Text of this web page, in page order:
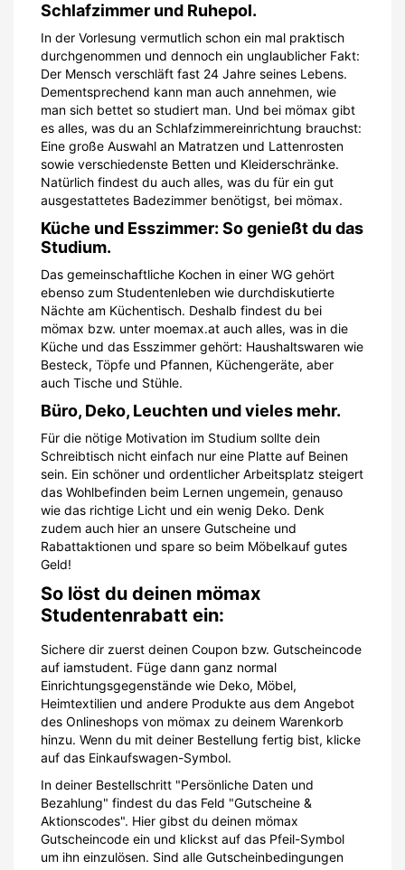
Schlafzimmer und Ruhepol.
In der Vorlesung vermutlich schon ein mal praktisch
durchgenommen und dennoch ein unglaublicher Fakt:
Der Mensch verschläft fast 24 Jahre seines Lebens.
Dementsprechend kann man auch annehmen, wie
man sich bettet so studiert man. Und bei mömax gibt
es alles, was du an Schlafzimmereinrichtung brauchst:
Eine große Auswahl an Matratzen und Lattenrosten
sowie verschiedenste Betten und Kleiderschränke.
Natürlich findest du auch alles, was du für ein gut
ausgestattetes Badezimmer benötigst, bei mömax.
Küche und Esszimmer: So genießt du das
Studium.
Das gemeinschaftliche Kochen in einer WG gehört
ebenso zum Studentenleben wie durchdiskutierte
Nächte am Küchentisch. Deshalb findest du bei
mömax bzw. unter moemax.at auch alles, was in die
Küche und das Esszimmer gehört: Haushaltswaren wie
Besteck, Töpfe und Pfannen, Küchengeräte, aber
auch Tische und Stühle.
Büro, Deko, Leuchten und vieles mehr.
Für die nötige Motivation im Studium sollte dein
Schreibtisch nicht einfach nur eine Platte auf Beinen
sein. Ein schöner und ordentlicher Arbeitsplatz steigert
das Wohlbefinden beim Lernen ungemein, genauso
wie das richtige Licht und ein wenig Deko. Denk
zudem auch hier an unsere Gutscheine und
Rabattaktionen und spare so beim Möbelkauf gutes
Geld!
So löst du deinen mömax
Studentenrabatt ein:
Sichere dir zuerst deinen Coupon bzw. Gutscheincode
auf iamstudent. Füge dann ganz normal
Einrichtungsgegenstände wie Deko, Möbel,
Heimtextilien und andere Produkte aus dem Angebot
des Onlineshops von mömax zu deinem Warenkorb
hinzu. Wenn du mit deiner Bestellung fertig bist, klicke
auf das Einkaufswagen-Symbol.
In deiner Bestellschritt "Persönliche Daten und
Bezahlung" findest du das Feld "Gutscheine &
Aktionscodes". Hier gibst du deinen mömax
Gutscheincode ein und klickst auf das Pfeil-Symbol
um ihn einzulösen. Sind alle Gutscheinbedingungen